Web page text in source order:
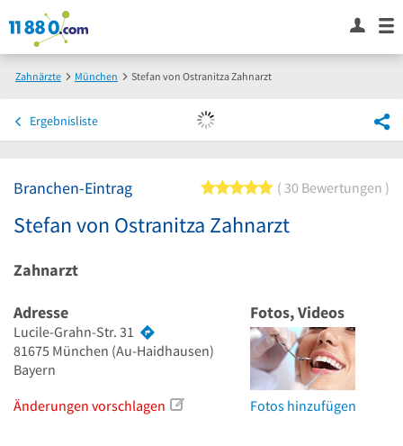
Zahnärzte München Stefan von Ostranitza Zahnarzt
Ergebnisliste
Branchen-Eintrag 5 von 5 Sternen
30 Bewertungen
Stefan von Ostranitza Zahnarzt
Zahnarzt
Adresse
Lucile-Grahn-Str. 31
81675 München (Au-Haidhausen)
Bayern
Änderungen vorschlagen
Fotos, Videos
Fotos hinzufügen